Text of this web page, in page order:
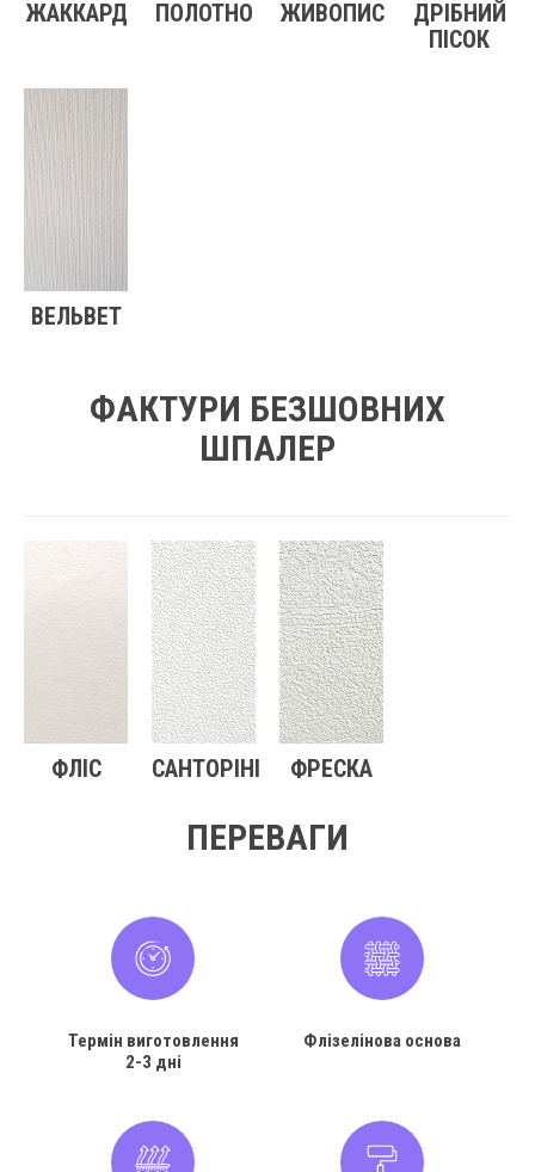
ЖАККАРД ПОЛОТНО ЖИВОПИС
ДРІБНИЙ
ПІСОК
ВЕЛЬВЕТ
ФАКТУРИ БЕЗШОВНИХ
ШПАЛЕР
ФЛІС САНТОРІНІ ФРЕСКА
ПЕРЕВАГИ
Термін виготовлення
2-3 дні
Флізелінова основа